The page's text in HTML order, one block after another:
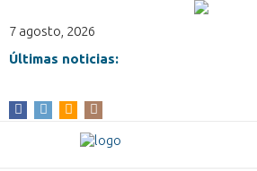
7 agosto, 2026
Últimas noticias: